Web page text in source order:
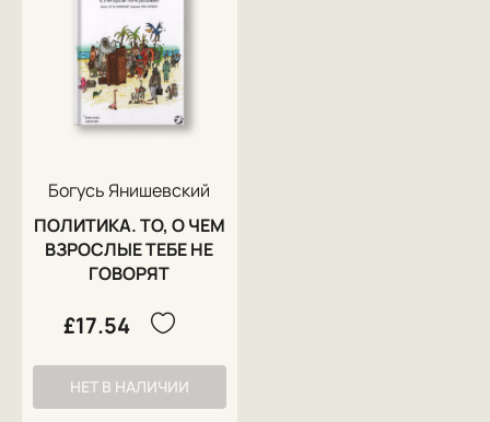
Богусь Янишевский
ПОЛИТИКА. ТО, О ЧЕМ
ВЗРОСЛЫЕ ТЕБЕ НЕ
ГОВОРЯТ
£17.54
НЕТ В НАЛИЧИИ